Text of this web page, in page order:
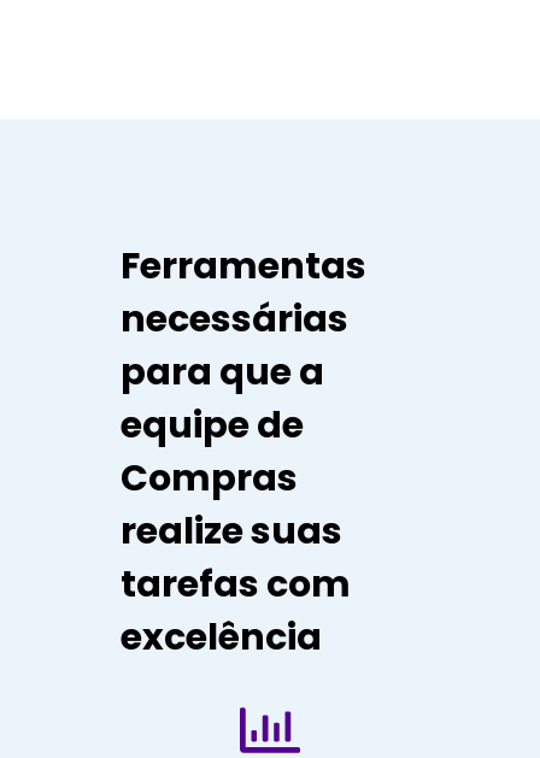
Ferramentas
necessárias
para que a
equipe de
Compras
realize suas
tarefas com
excelência